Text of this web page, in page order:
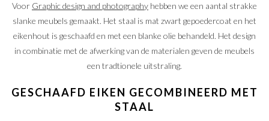
Voor Graphic design and photography hebben we een aantal strakke
slanke meubels gemaakt. Het staal is mat zwart gepoedercoat en het
eikenhout is geschaafd en met een blanke olie behandeld. Het design
in combinatie met de afwerking van de materialen geven de meubels
een tradtionele uitstraling.
GESCHAAFD EIKEN GECOMBINEERD MET
STAAL